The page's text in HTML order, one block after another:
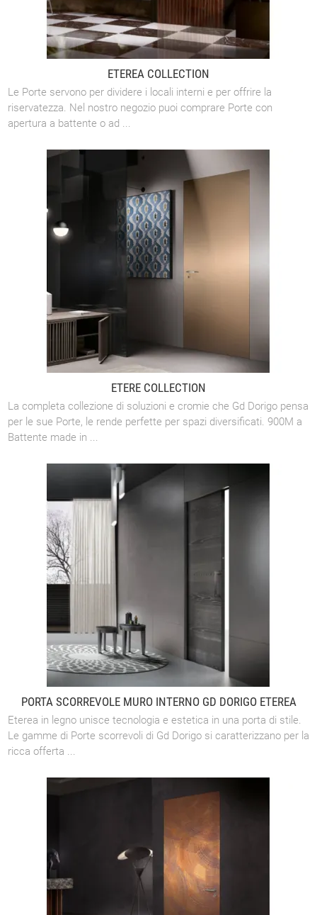
ETEREA COLLECTION
Le Porte servono per dividere i locali interni e per offrire la
riservatezza. Nel nostro negozio puoi comprare Porte con
apertura a battente o ad ...
ETERE COLLECTION
La completa collezione di soluzioni e cromie che Gd Dorigo pensa
per le sue Porte, le rende perfette per spazi diversificati. 900M a
Battente made in ...
PORTA SCORREVOLE MURO INTERNO GD DORIGO ETEREA
Eterea in legno unisce tecnologia e estetica in una porta di stile.
Le gamme di Porte scorrevoli di Gd Dorigo si caratterizzano per la
ricca offerta ...